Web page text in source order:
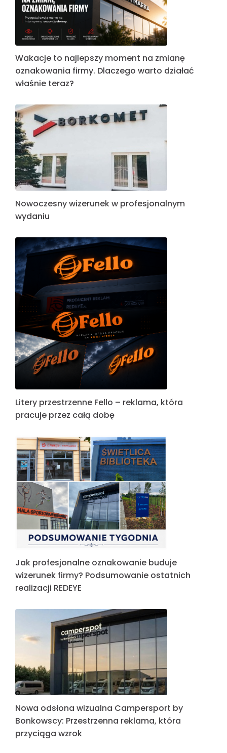
Wakacje to najlepszy moment na zmianę
oznakowania firmy. Dlaczego warto działać
właśnie teraz?
Nowoczesny wizerunek w profesjonalnym
wydaniu
Litery przestrzenne Fello – reklama, która
pracuje przez całą dobę
Jak profesjonalne oznakowanie buduje
wizerunek firmy? Podsumowanie ostatnich
realizacji REDEYE
Nowa odsłona wizualna Campersport by
Bonkowscy: Przestrzenna reklama, która
przyciąga wzrok